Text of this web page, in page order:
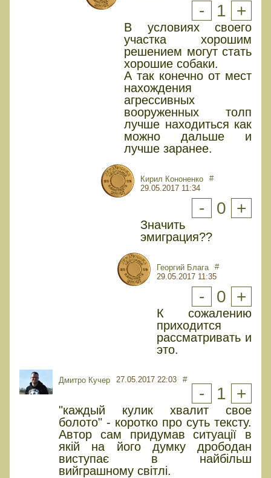
- 1 +
В условиях своего
участка хорошим
решением могут стать
хорошие собаки.
А так конечно от мест
нахождения
агрессивных
вооруженных толп
лучше находиться как
можно дальше и
лучше заранее.
Кирил Кононенко
29.05.2017 11:34
#
- 0 +
Значить
эмиграция??
Георгий Блага
29.05.2017 11:35
#
- 0 +
К сожалению
приходится
рассматривать и
это.
Дмитро Кучер 27.05.2017 22:03 #
- 1 +
"каждый кулик хвалит свое
болото" - коротко про суть тексту.
Автор сам придумав ситуації в
якій на його думку дрободан
виступає в найбільш
вийграшному світлі.